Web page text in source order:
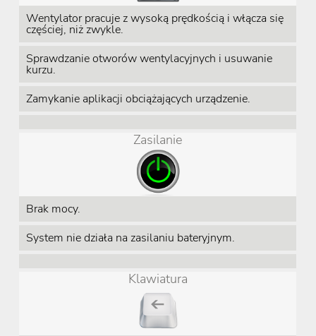
Wentylator pracuje z wysoką prędkością i włącza się
częściej, niż zwykle.
Sprawdzanie otworów wentylacyjnych i usuwanie
kurzu.
Zamykanie aplikacji obciążających urządzenie.
Zasilanie
Brak mocy.
System nie działa na zasilaniu bateryjnym.
Klawiatura